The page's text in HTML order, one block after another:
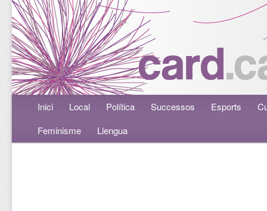
Menú principalAneu al contingut principal
Aneu al contingut secundari
Inici Local Política Successos Esports
Feminisme
Llengua